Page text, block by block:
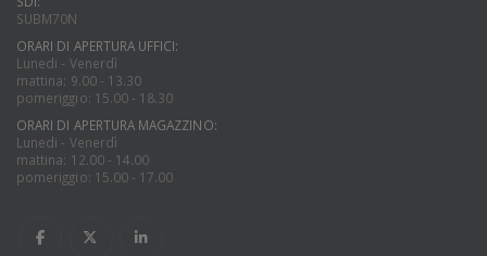
SUBM70N
ORARI DI APERTURA UFFICI:
Lunedi - Venerdì
mattina: 9.00 - 13.30
pomeriggio: 15.00 - 18.30
ORARI DI APERTURA MAGAZZINO:
Lunedi - Venerdì
mattina: 12.00 - 14.00
pomeriggio: 15.00 - 17.00